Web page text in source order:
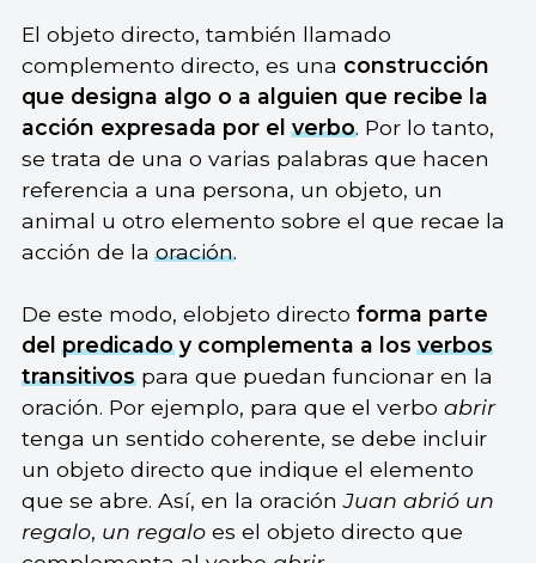
El objeto directo, también llamado
complemento directo, es una construcción
que designa algo o a alguien que recibe la
acción expresada por elverbo. Por lo tanto,
se trata de una o varias palabras que hacen
referencia a una persona, un objeto, un
animal u otro elemento sobre el que recae la
acción de laoración.
De este modo, elobjeto directo forma parte
delpredicadoy complementa a losverbos
transitivos para que puedan funcionar en la
oración. Por ejemplo, para que el verbo abrir
tenga un sentido coherente, se debe incluir
un objeto directo que indique el elemento
que se abre. Así, en la oraciónJuan abrió un
regalo, un regaloes el objeto directo que